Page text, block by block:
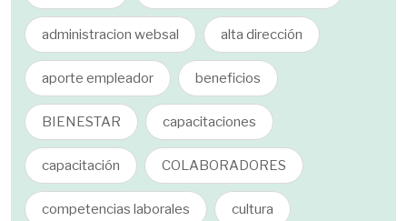
administracion websal alta dirección
aporte empleador beneficios
BIENESTAR capacitaciones
capacitación COLABORADORES
competencias laborales cultura